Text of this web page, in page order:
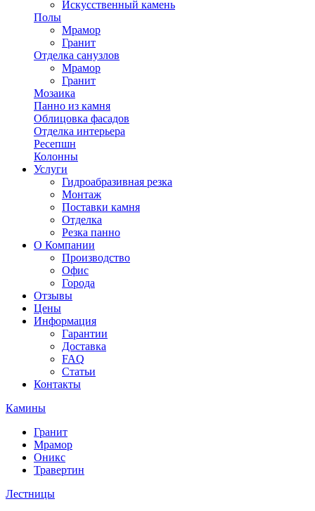
Искусственный камень
Полы
Мрамор
Гранит
Отделка санузлов
Мрамор
Гранит
Мозаика
Панно из камня
Облицовка фасадов
Отделка интерьера
Ресепшн
Колонны
Услуги
Гидроабразивная резка
Монтаж
Поставки камня
Отделка
Резка панно
О Компании
Производство
Офис
Города
Отзывы
Цены
Информация
Гарантии
Доставка
FAQ
Статьи
Контакты
Камины
Гранит
Мрамор
Оникс
Травертин
Лестницы